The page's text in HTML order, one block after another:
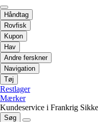
Håndtag
Rovfisk
Kupon
Hav
Andre ferskner
Navigation
Tøj
Restlager
Mærker
Kundeservice i Frankrig
Søg